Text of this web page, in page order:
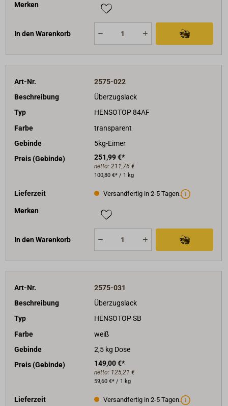
Merken
In den Warenkorb
Art-Nr.
2575-022
Beschreibung
Überzugslack
Typ
HENSOTOP 84AF
Farbe
transparent
Gebinde
5kg-Eimer
Preis (Gebinde)
251,99 €*
netto: 211,76 €
100,80 €* / 1 kg
Lieferzeit Versandfertig in 2-5 Tagen.
Merken
In den Warenkorb
Art-Nr.
2575-031
Beschreibung
Überzugslack
Typ
HENSOTOP SB
Farbe
weiß
Gebinde
2,5 kg Dose
Preis (Gebinde)
149,00 €*
netto: 125,21 €
59,60 €* / 1 kg
Lieferzeit Versandfertig in 2-5 Tagen.